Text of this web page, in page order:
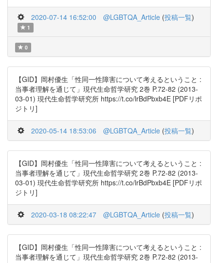
2020-07-14 16:52:00 @LGBTQA_Article (投稿一覧)
1
0
【GID】岡村優生「性同一性障害について考えるということ :
当事者理解を通じて」現代生命哲学研究 2巻 P.72-82 (2013-
03-01) 現代生命哲学研究所 https://t.co/lrBdPbxb4E [PDFリポ
ジトリ]
2020-05-14 18:53:06 @LGBTQA_Article (投稿一覧)
【GID】岡村優生「性同一性障害について考えるということ :
当事者理解を通じて」現代生命哲学研究 2巻 P.72-82 (2013-
03-01) 現代生命哲学研究所 https://t.co/lrBdPbxb4E [PDFリポ
ジトリ]
2020-03-18 08:22:47 @LGBTQA_Article (投稿一覧)
【GID】岡村優生「性同一性障害について考えるということ :
当事者理解を通じて」現代生命哲学研究 2巻 P.72-82 (2013-